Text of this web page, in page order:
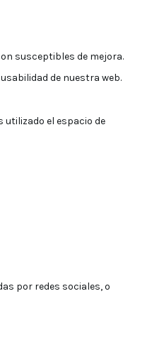
susceptibles de mejora.
de nuestra web.
utilizado el espacio de
por redes sociales, o